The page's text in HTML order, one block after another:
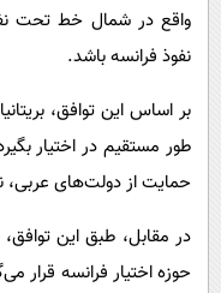
واقع در شمال خط تحت
نفوذ فرانسه باشد.
بر اساس این توافق،
طور مستقیم در اختیار
حمایت از دولت‌های عربی،
در مقابل، طبق این
حوزه اختیار فرانسه قرار